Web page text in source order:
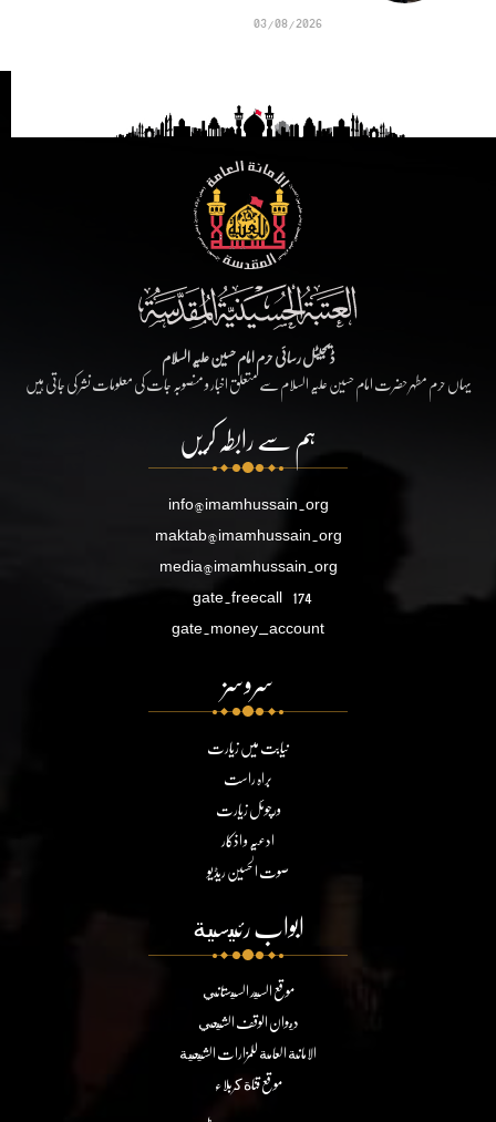
03/08/2026
ڈیجیٹل رسائی حرم امام حسین علیہ السلام
یہاں حرم مطہر حضرت امام حسین علیہ السلام سے متعلق اخبار و منصوبہ جات کی معلومات نشر کی جاتی ہیں
ہم سے رابطہ کریں
info@imamhussain.org
maktab@imamhussain.org
media@imamhussain.org
gate.freecall 174
gate.money_account
سروسز
نیابت میں زیارت
براہ راست
ورچوئل زیارت
ادعیہ و اذکار
صوت الحسین ریڈیو
ابواب رئيسية
موقع السيد السيستاني
ديوان الوقف الشيعي
الامانة العامة للمزارات الشيعية
موقع قناة كربلاء